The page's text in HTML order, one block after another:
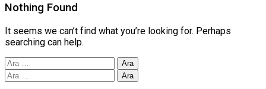
Nothing Found
It seems we can’t find what you’re looking for. Perhaps
searching can help.
Arama:
Arama: